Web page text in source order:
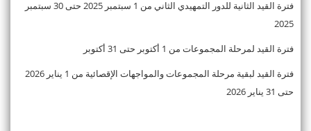
فترة القيد الثانية للدور التمهيدي الثاني من 1 سبتمبر 2025 حتى 30 سبتمبر
2025
فترة القيد لمرحلة المجموعات من 1 أكتوبر حتى 31 أكتوبر
فترة القيد لبقية مرحلة المجموعات والمواجهات الإقصائية من 1 يناير 2026
حتى 31 يناير 2026